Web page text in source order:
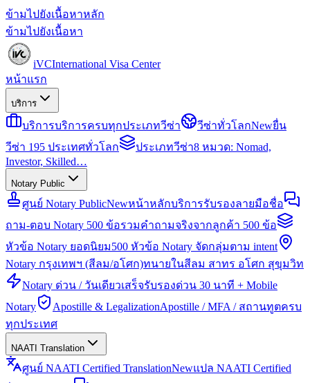
ข้ามไปยังเนื้อหาหลัก
ข้ามไปยังเนื้อหา
iVCInternational Visa Center
หน้าแรก
บริการ
บริการบริการครบทุกประเภทวีซ่า วีซ่าทั่วโลกNewยื่น
วีซ่า 195 ประเทศทั่วโลก
ประเภทวีซ่า8 หมวด: Nomad,
Investor, Skilled…
Notary Public
ศูนย์ Notary PublicNewหน้าหลักบริการรับรองลายมือชื่อ
ถาม-ตอบ Notary 500 ข้อรวมคำถามจริงจากลูกค้า 500 ข้อ
หัวข้อ Notary ยอดนิยม500 หัวข้อ Notary จัดกลุ่มตาม intent
Notary กรุงเทพฯ (สีลม/อโศก)ทนายในสีลม สาทร อโศก สุขุมวิท
Notary ด่วน / วันเดียวเสร็จรับรองด่วน 30 นาที + Mobile
Notary
Apostille & LegalizationApostille / MFA / สถานทูตครบ
ทุกประเทศ
NAATI Translation
ศูนย์ NAATI Certified TranslationNewแปล NAATI Certified